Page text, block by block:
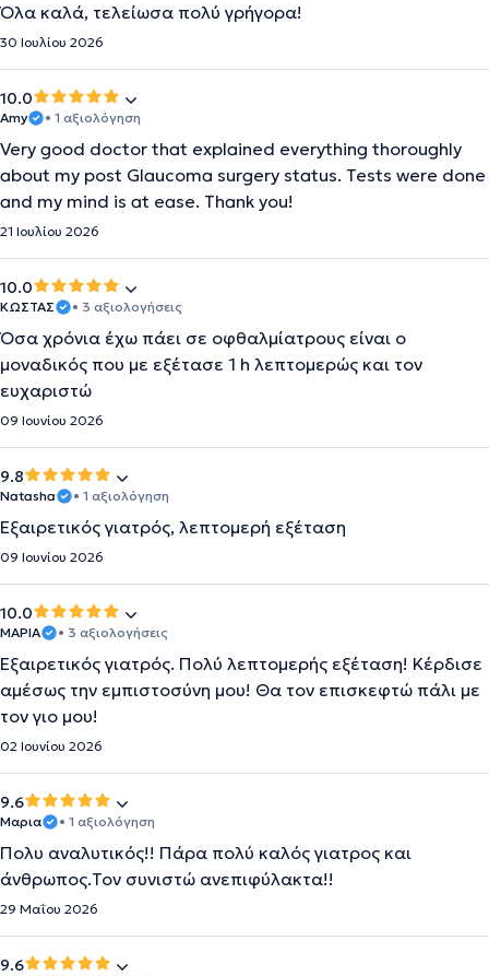
Όλα καλά, τελείωσα πολύ γρήγορα!
30 Ιουλίου 2026
10.0
Amy • 1 αξιολόγηση
Very good doctor that explained everything thoroughly
about my post Glaucoma surgery status. Tests were done
and my mind is at ease. Thank you!
21 Ιουλίου 2026
10.0
ΚΩΣΤΑΣ • 3 αξιολογήσεις
Όσα χρόνια έχω πάει σε οφθαλμίατρους είναι ο
μοναδικός που με εξέτασε 1 h λεπτομερώς και τον
ευχαριστώ
09 Ιουνίου 2026
9.8
Natasha • 1 αξιολόγηση
Εξαιρετικός γιατρός, λεπτομερή εξέταση
09 Ιουνίου 2026
10.0
ΜΑΡΙΑ • 3 αξιολογήσεις
Εξαιρετικός γιατρός. Πολύ λεπτομερής εξέταση! Κέρδισε
αμέσως την εμπιστοσύνη μου! Θα τον επισκεφτώ πάλι με
τον γιο μου!
02 Ιουνίου 2026
9.6
Μαρια • 1 αξιολόγηση
Πολυ αναλυτικός!! Πάρα πολύ καλός γιατρος και
άνθρωπος.Τον συνιστώ ανεπιφύλακτα!!
29 Μαΐου 2026
9.6